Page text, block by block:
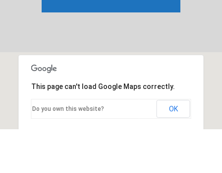
This page can't load Google Maps correctly.
Do you own this website? OK